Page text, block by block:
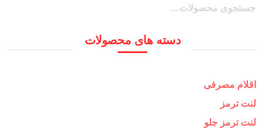
جستجو
جستجو
دسته های محصولات
اقلام مصرفی
لنت ترمز
لنت ترمز جلو